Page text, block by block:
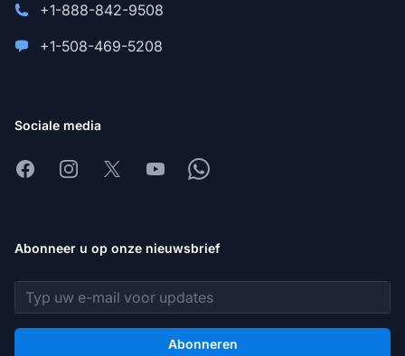
+1-888-842-9508
+1-508-469-5208
Sociale media
FacebookInstagram
X YoutubeWhatsapp
Abonneer u op onze nieuwsbrief
E-mailadres
Abonneren